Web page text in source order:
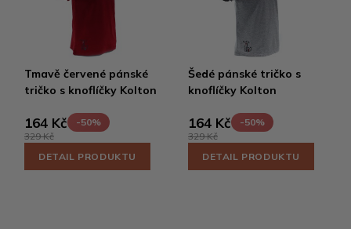
Tmavě červené pánské
tričko s knoflíčky Kolton
164 Kč
-50%
329 Kč
DETAIL PRODUKTU
Šedé pánské tričko s
knoflíčky Kolton
164 Kč
-50%
329 Kč
DETAIL PRODUKTU